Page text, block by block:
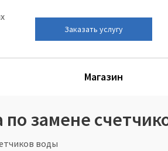
Заказать услугу
Магазин
замене
воды